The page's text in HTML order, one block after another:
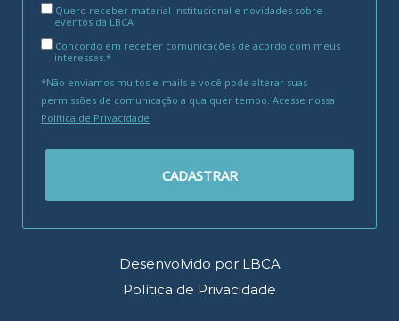
Quero receber material institucional e novidades sobre
eventos da LBCA
Concordo em receber comunicações de acordo com meus
interesses.*
*Não enviamos muitos e-mails e você pode alterar suas
permissões de comunicação a qualquer tempo. Acesse nossa
Política de Privacidade.
CADASTRAR
Desenvolvido por LBCA
Política de Privacidade